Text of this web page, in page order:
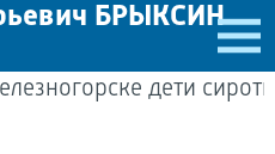
БРЫКСИН